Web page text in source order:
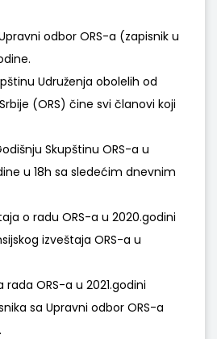
odbor ORS-a (zapisnik u
Udruženja obolelih od
(ORS) čine svi članovi koji
Skupštinu ORS-a u
u 18h sa sledećim dnevnim
o radu ORS-a u 2020.godini
izveštaja ORS-a u
ORS-a u 2021.godini
sa Upravni odbor ORS-a